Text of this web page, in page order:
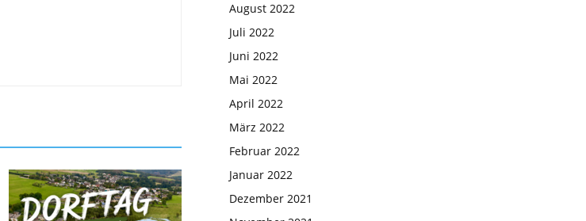
August 2022
Juli 2022
Juni 2022
Mai 2022
April 2022
März 2022
Februar 2022
Januar 2022
Dezember 2021